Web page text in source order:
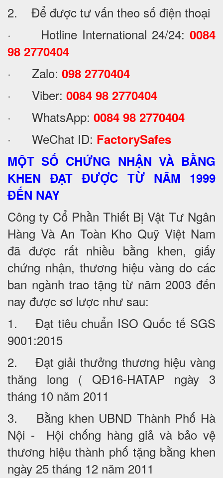
2. Để được tư vấn theo số điện thoại
· Hotline International 24/24: 0084
98 2770404
· Zalo: 098 2770404
· Viber: 0084 98 2770404
· WhatsApp: 0084 98 2770404
· WeChat ID: FactorySafes
MỘT SỐ CHỨNG NHẬN VÀ BẰNG
KHEN ĐẠT ĐƯỢC TỪ NĂM 1999
ĐẾN NAY
Công ty Cổ Phần Thiết Bị Vật Tư Ngân
Hàng Và An Toàn Kho Quỹ Việt Nam
đã được rất nhiều bằng khen, giấy
chứng nhận, thương hiệu vàng do các
ban ngành trao tặng từ năm 2003 đến
nay được sơ lược như sau:
1. Đạt tiêu chuẩn ISO Quốc tế SGS
9001:2015
2. Đạt giải thưởng thương hiệu vàng
thăng long ( QĐ16-HATAP ngày 3
tháng 10 năm 2011
3. Bằng khen UBND Thành Phố Hà
Nội - Hội chống hàng giả và bảo vệ
thương hiệu thành phố tặng bằng khen
ngày 25 tháng 12 năm 2011